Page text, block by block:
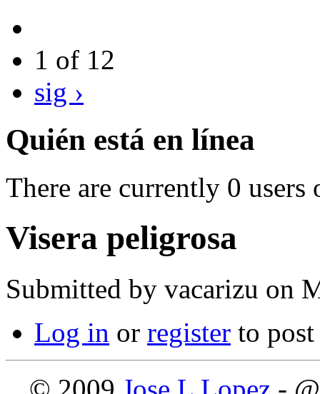
1 of 12
sig ›
Quién está en línea
There are currently 0 users
Visera peligrosa
Submitted by vacarizu on
Log in or register to